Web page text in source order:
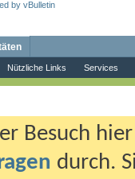
Nützliche Links Services
Besuch
durch.